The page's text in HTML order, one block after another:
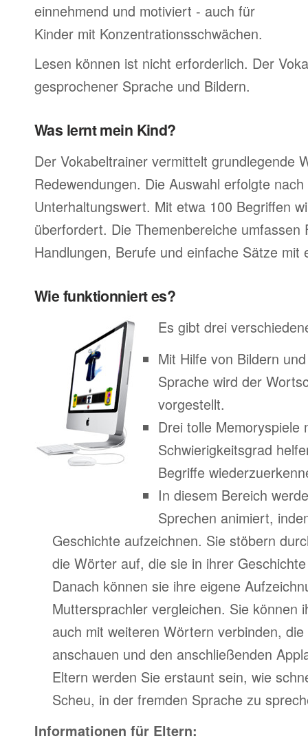
einnehmend und motiviert - auch für
Kinder mit Konzentrationsschwächen.
Lesen können ist nicht erforderlich. Der
gesprochener Sprache und Bildern.
Was lernt mein Kind?
Der Vokabeltrainer vermittelt grundlegende
Redewendungen. Die Auswahl erfolgte
Unterhaltungswert. Mit etwa 100 Begriffen
überfordert. Die Themenbereiche umfassen
Handlungen, Berufe und einfache Sätze mit
Wie funktionniert es?
Es gibt drei
Mit Hilfe von Bildern
Sprache wird der
vorgestellt.
Drei tolle Memoryspiele
Schwierigkeitsgrad
Begriffe
In diesem Bereich
Sprechen animiert,
Geschichte aufzeichnen. Sie stöbern
die Wörter auf, die sie in ihrer
Danach können sie ihre eigene
Muttersprachler vergleichen. Sie können
auch mit weiteren Wörtern verbinden,
anschauen und den anschließenden
Eltern werden Sie erstaunt sein, wie
Scheu, in der fremden Sprache zu
Informationen für Eltern: